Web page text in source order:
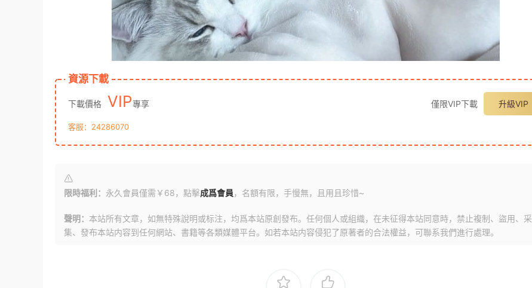
資源下載
下載價格 VIP專享 僅限VIP下載 升級VIP
客服：24286070
限時福利： 永久會員僅需￥68，點擊成爲會員，名額有限，手慢無，且用且珍惜~
聲明： 本站所有文章，如無特殊說明或标注，均爲本站原創發布。任何個人或組織，在未征得本站同意時，禁止複制、盜用、采
集、發布本站内容到任何網站、書籍等各類媒體平台。如若本站内容侵犯了原著者的合法權益，可聯系我們進行處理。